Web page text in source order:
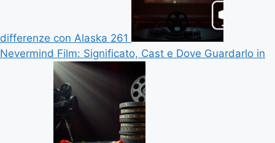
differenze con Alaska 261
Nevermind Film: Significato, Cast e Dove Guardarlo in